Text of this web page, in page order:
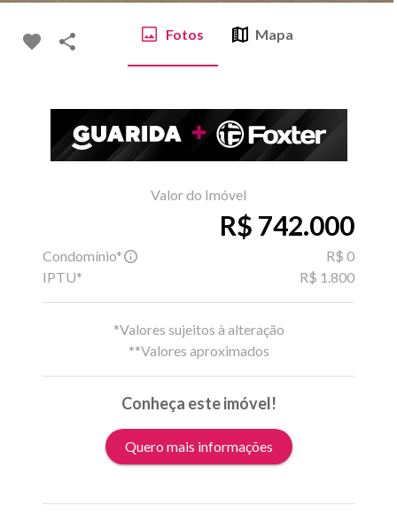
Fotos Mapa
Valor do Imóvel
R$ 742.000
Condomínio*
R$ 0
IPTU*
R$ 1.800
*Valores sujeitos à alteração
**Valores aproximados
Conheça este imóvel!
Quero mais informações